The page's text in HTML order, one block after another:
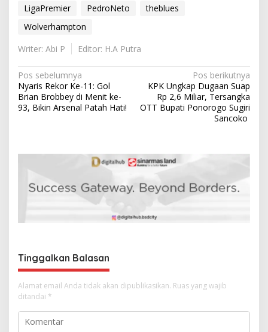
LigaPremier
PedroNeto
theblues
Wolverhampton
Writer: Abi P
Editor: H.A Putra
N
a
v
o
Pos sebelumnya
Nyaris Rekor Ke-11: Gol
Brian Brobbey di Menit ke-
93, Bikin Arsenal Patah Hati!
Pos berikutnya
KPK Ungkap Dugaan Suap
Rp 2,6 Miliar, Tersangka
OTT Bupati Ponorogo Sugiri
Sancoko
Tinggalkan Balasan
Alamat email Anda tidak akan dipublikasikan. Ruas yang wajib
ditandai *